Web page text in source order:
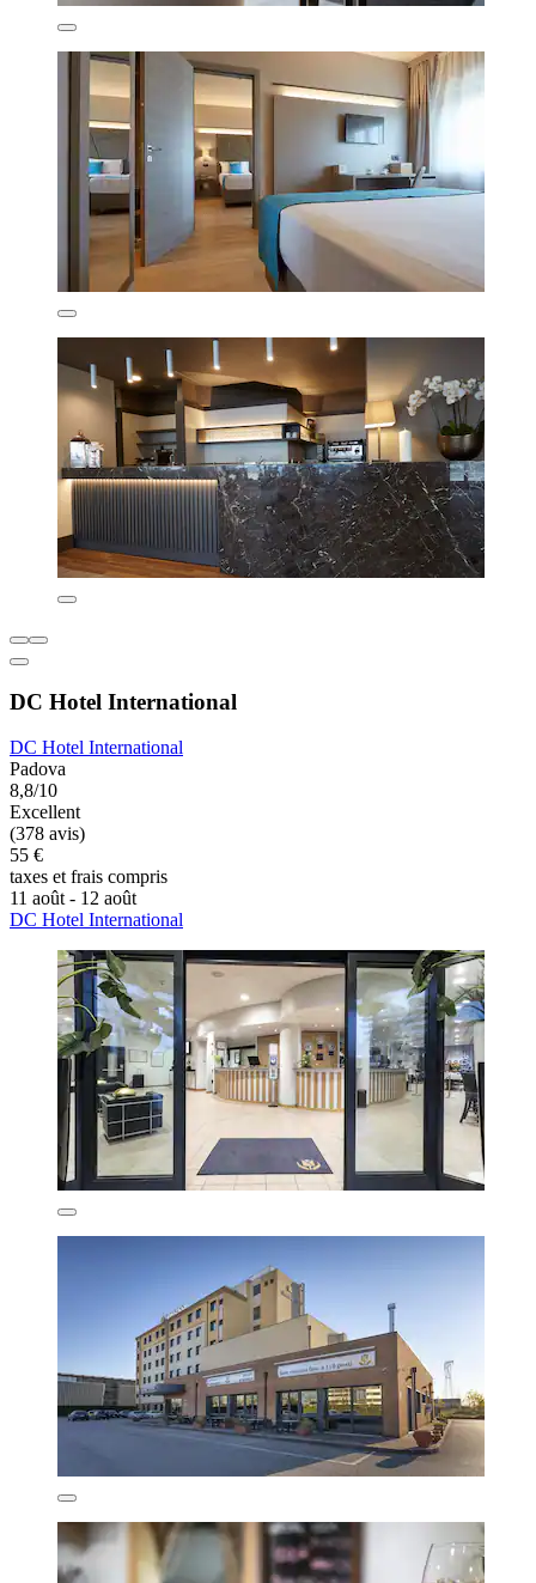
DC Hotel International
DC Hotel International
Padova
8,8/10
Excellent
(378 avis)
55 €
taxes et frais compris
11 août - 12 août
DC Hotel International